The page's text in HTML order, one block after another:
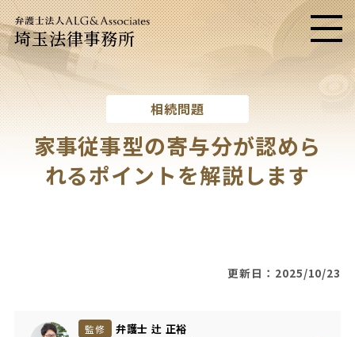
埼玉法律事務所 メニ
相続問題
家事従事型の寄与分が認めら
れるポイントを解説します
更新日：2025/10/23
監修
弁護士 辻 正裕